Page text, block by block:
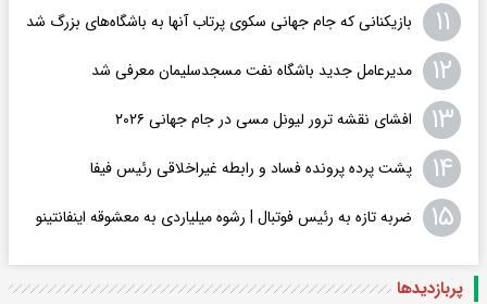
۱۱ بازیکنانی که جام جهانی سکوی پرتاب آنها به باشگاه‌های بزرگ شد
۱۲ مدیرعامل جدید باشگاه نفت مسجدسلیمان معرفی شد
۱۳ افشای نقشه ترور لیونل مسی در جام جهانی ۲۰۲۶
۱۴ پشت پرده پرونده فساد و رابطه غیراخلاقی‌ رئیس فیفا
۱۵ ضربه تازه به رئیس فوتبال | رشوه میلیاردی به معشوقه اینفانتینو
پربازدید‌ها